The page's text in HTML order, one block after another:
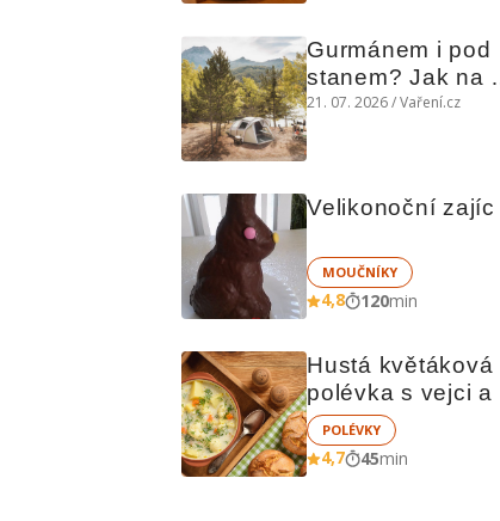
Gurmánem i pod
stanem? Jak na
polní kuchyni a na
21. 07. 2026 / Vaření.cz
Velikonoční zajíc
MOUČNÍKY
4,8 120min
Hustá květáková
polévka s vejci a
brambory
POLÉVKY
4,7 45min